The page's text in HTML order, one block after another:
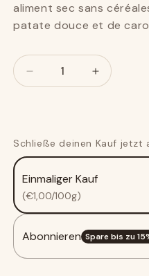
aliment sec sans
patate douce et de
Nombre
Nombre
Réduisez
le
adultes
économique
2
kg
Augmenter
le
adultes
kg
Schließe deinen Kauf jetzt
Einmaliger Kauf
(€1,00/100g)
Abonnieren Spare bis zu15